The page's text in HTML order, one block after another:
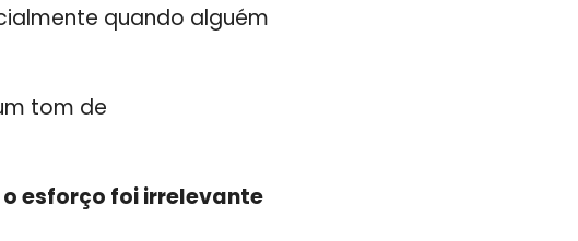
quando alguém
tom de
o esforço foi irrelevante